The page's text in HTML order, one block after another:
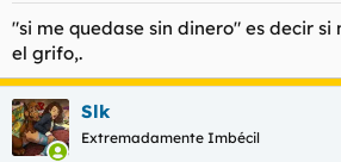
:
"si me quedase sin dinero" es decir si
el grifo,.
Slk
Extremadamente Imbécil